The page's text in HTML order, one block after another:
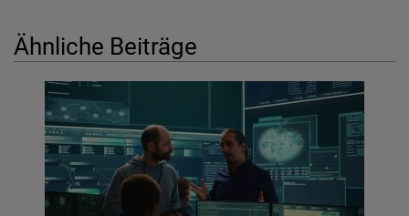
Ähnliche Beiträge